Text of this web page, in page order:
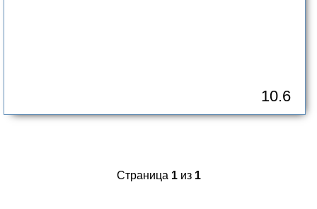
10.6
Страница 1из 1